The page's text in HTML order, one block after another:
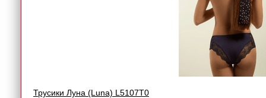
Трусики Луна (Luna) L5107T0